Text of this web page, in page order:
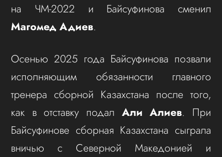
на ЧМ-2022 и Байсуфинова сменил
Магомед Адиев.
Осенью 2025 года Байсуфинова позвали
исполняющим обязанности главного
тренера сборной Казахстана после того,
как в отставку подал Али Алиев. При
Байсуфинове сборная Казахстана сыграла
вничью с Северной Македонией и